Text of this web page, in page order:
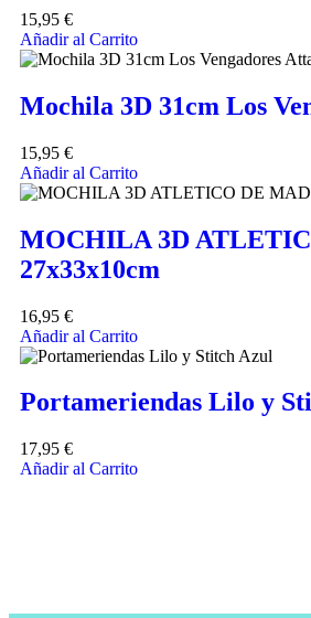
15,95 €
Añadir al Carrito
Mochila 3D 31cm Los
15,95 €
Añadir al Carrito
MOCHILA 3D
27x33x10cm
16,95 €
Añadir al Carrito
Portameriendas Lilo y
17,95 €
Añadir al Carrito